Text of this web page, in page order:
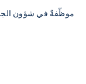
موظّفةٌ في شؤون